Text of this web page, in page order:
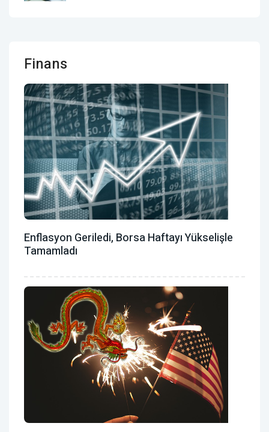
Finans
Enflasyon Geriledi, Borsa Haftayı Yükselişle
Tamamladı